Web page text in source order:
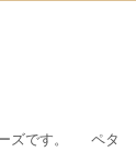
ズです。 ペタ